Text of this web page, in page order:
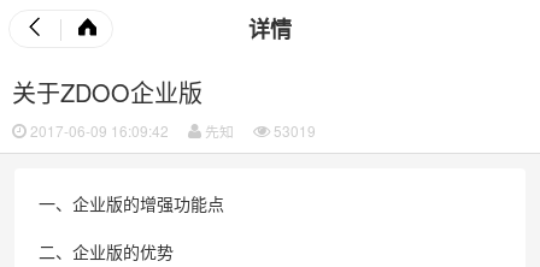
详情
关于ZDOO企业版
2017-06-09 16:09:42 先知 53019
一、企业版的增强功能点
二、企业版的优势